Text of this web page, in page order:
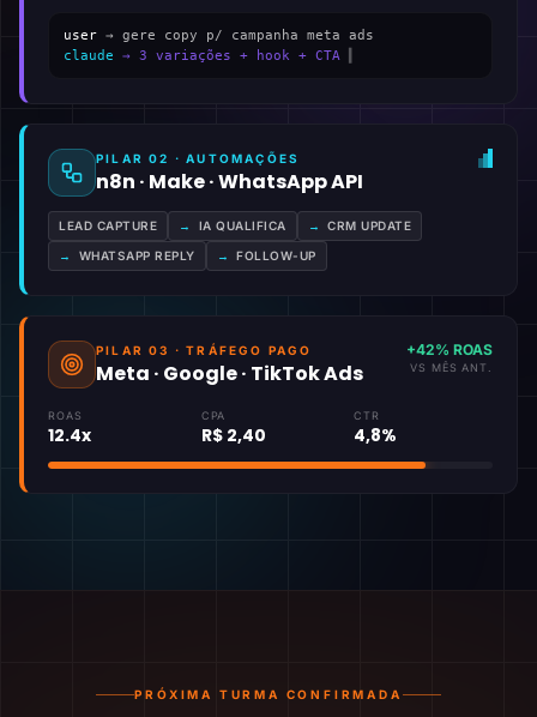
user → gere copy p/ campanha meta ads
claude → 3 variações + hook + CTA
PILAR 02 · AUTOMAÇÕES
n8n · Make · WhatsApp API
LEAD CAPTURE → IA QUALIFICA → CRM UPDATE
→ WHATSAPP REPLY → FOLLOW-UP
PILAR 03 · TRÁFEGO PAGO
Meta · Google · TikTok Ads
+42% ROAS
VS MÊS ANT.
ROAS
12.4x
CPA
R$ 2,40
CTR
4,8%
PRÓXIMA TURMA CONFIRMADA